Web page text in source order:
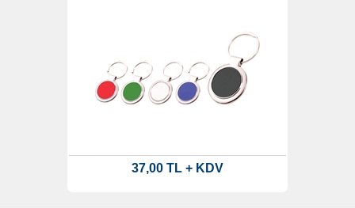
37,00 TL + KDV